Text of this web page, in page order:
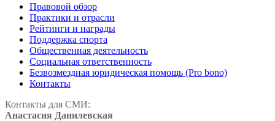
Правовой обзор
Практики и отрасли
Рейтинги и награды
Поддержка спорта
Общественная деятельность
Социальная ответственность
Безвозмездная юридическая помощь (Pro bono)
Контакты
Контакты для СМИ:
Анастасия Данилевская